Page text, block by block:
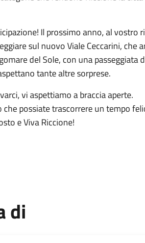
Il prossimo anno, al vostro
sul nuovo Viale Ceccarini,
del Sole, con una passeggiata
tante altre sorprese.
vi aspettiamo a braccia aperte.
che possiate trascorrere un tempo
e Viva Riccione!
di